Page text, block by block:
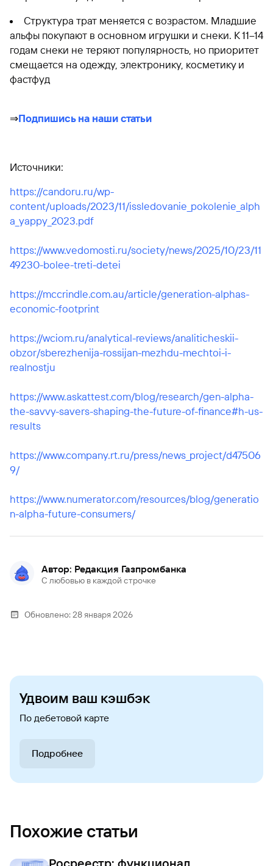
Структура трат меняется с возрастом. Младшие
альфы покупают в основном игрушки и снеки. К 11–14
годам снеки не теряют популярность, но приоритет
смещается на одежду, электронику, косметику и
фастфуд
⇒Подпишись на наши статьи
Источники:
https://candoru.ru/wp-
content/uploads/2023/11/issledovanie_pokolenie_alph
a_yappy_2023.pdf
https://www.vedomosti.ru/society/news/2025/10/23/11
49230-bolee-treti-detei
https://mccrindle.com.au/article/generation-alphas-
economic-footprint
https://wciom.ru/analytical-reviews/analiticheskii-
obzor/sberezhenija-rossijan-mezhdu-mechtoi-i-
realnostju
https://www.askattest.com/blog/research/gen-alpha-
the-savvy-savers-shaping-the-future-of-finance#h-us-
results
https://www.company.rt.ru/press/news_project/d47506
9/
https://www.numerator.com/resources/blog/generatio
n-alpha-future-consumers/
Автор: Редакция Газпромбанка
С любовью в каждой строчке
Обновлено:28 января 2026
Удвоим ваш кэшбэк
По дебетовой карте
Подробнее
Похожие статьи